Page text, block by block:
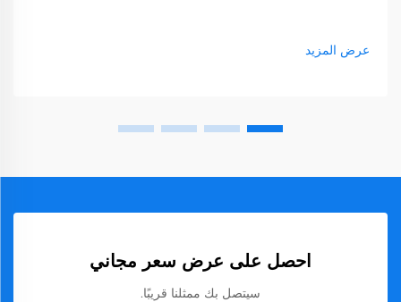
عرض المزيد
احصل على عرض سعر مجاني
سيتصل بك ممثلنا قريبًا.